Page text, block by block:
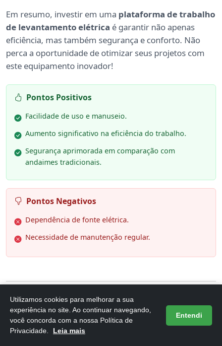
Em resumo, investir em uma plataforma de trabalho
de levantamento elétrica é garantir não apenas
eficiência, mas também segurança e conforto. Não
perca a oportunidade de otimizar seus projetos com
este equipamento inovador!
Pontos Positivos
Facilidade de uso e manuseio.
Aumento significativo na eficiência do trabalho.
Segurança aprimorada em comparação com
andaimes tradicionais.
Pontos Negativos
Dependência de fonte elétrica.
Necessidade de manutenção regular.
6. Andaimes Elétricos Andaime de
elevação elétrico para máquina de
Utilizamos cookies para melhorar a sua
experiência no site. Ao continuar navegando,
você concorda com a nossa Política de
Privacidade.
Leia mais
Entendi